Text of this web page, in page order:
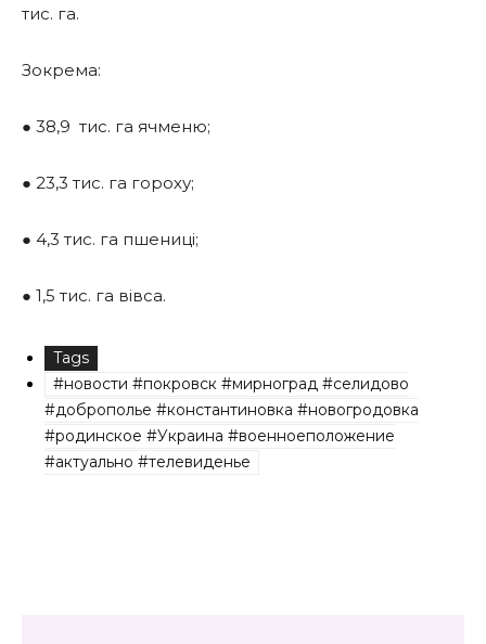
тис. га.
Зокрема:
● 38,9 тис. га ячменю;
● 23,3 тис. га гороху;
● 4,3 тис. га пшениці;
● 1,5 тис. га вівса.
Tags
#новости #покровск #мирноград #селидово
#доброполье #константиновка #новогродовка
#родинское #Украина #военноеположение
#актуально #телевиденье